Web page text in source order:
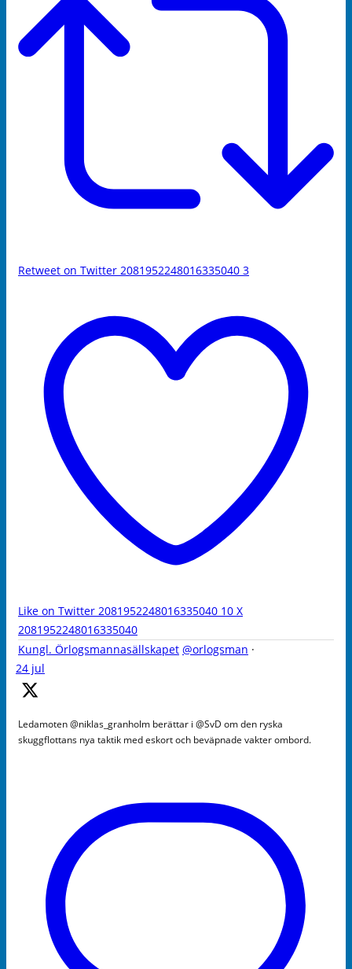
Retweet on Twitter 2081952248016335040 3
Like on Twitter 2081952248016335040 10 X
2081952248016335040
Kungl. Örlogsmannasällskapet @orlogsman ·
24 jul
Ledamoten @niklas_granholm berättar i @SvD om den ryska
skuggflottans nya taktik med eskort och beväpnade vakter ombord.